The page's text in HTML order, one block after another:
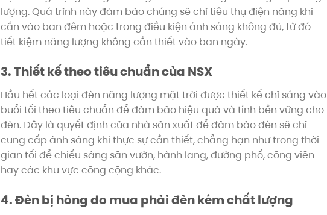
lượng. Quá trình này đảm bảo chúng sẽ chỉ tiêu thụ điện năng khi
cần vào ban đêm hoặc trong điều kiện ánh sáng không đủ, từ đó
tiết kiệm năng lượng không cần thiết vào ban ngày.
3. Thiết kế theo tiêu chuẩn của NSX
Hầu hết các loại đèn năng lượng mặt trời được thiết kế chỉ sáng vào
buổi tối theo tiêu chuẩn để đảm bảo hiệu quả và tính bền vững cho
đèn. Đây là quyết định của nhà sản xuất để đảm bảo đèn sẽ chỉ
cung cấp ánh sáng khi thực sự cần thiết, chẳng hạn như trong thời
gian tối để chiếu sáng sân vườn, hành lang, đường phố, công viên
hay các khu vực công cộng khác.
4. Đèn bị hỏng do mua phải đèn kém chất lượng